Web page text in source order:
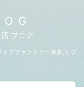
ブログ
ブファクトリー東京店 ブ